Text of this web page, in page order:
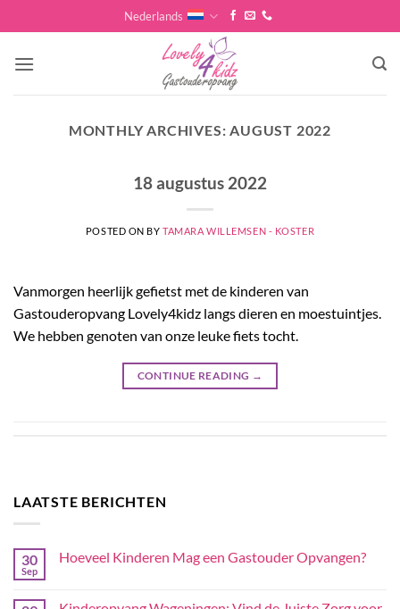
to
content
Nederlands
MONTHLY ARCHIVES:AUGUST 2022
18 augustus 2022
POSTED ON BYTAMARA WILLEMSEN - KOSTER
Vanmorgen heerlijk gefietst met de kinderen van
Gastouderopvang Lovely4kidz langs dieren en moestuintjes.
We hebben genoten van onze leuke fiets tocht.
CONTINUE READING →
LAATSTE BERICHTEN
30
Sep
Hoeveel Kinderen Mag een Gastouder Opvangen?